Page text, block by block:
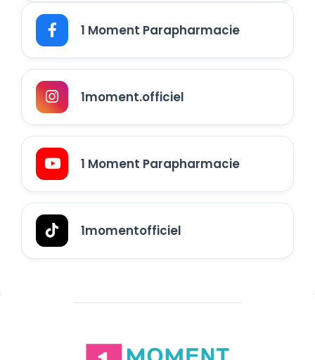
1 Moment Parapharmacie
1moment.officiel
1 Moment Parapharmacie
1momentofficiel